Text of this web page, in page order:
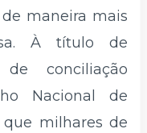
maneira mais
À título de
conciliação
Nacional de
que milhares de